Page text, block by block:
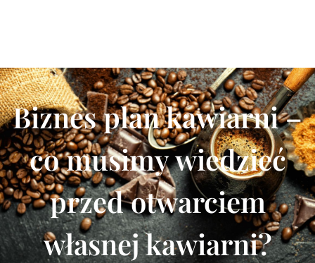
Biznes plan kawiarni –
co musimy wiedzieć
przed otwarciem
własnej kawiarni?